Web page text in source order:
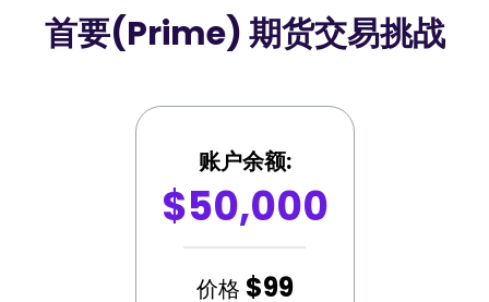
词汇表
全球经济日历
首要(Prime) 期货交易挑战
账户余额:
$50,000
价格 $99